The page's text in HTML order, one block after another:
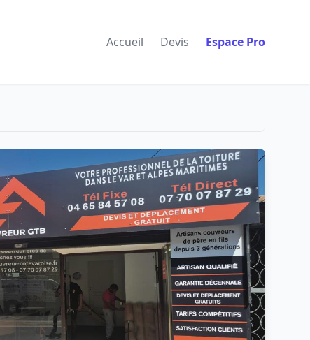
Accueil Devis Espace Pro